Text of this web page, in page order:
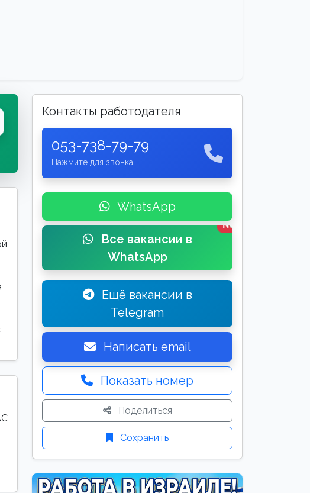
Контакты работодателя
053-738-79-79
Нажмите для звонка
WhatsApp
Все вакансии в
WhatsApp
New
Ещё вакансии в
Telegram
Написать email
Показать номер
Поделиться
Сохранить